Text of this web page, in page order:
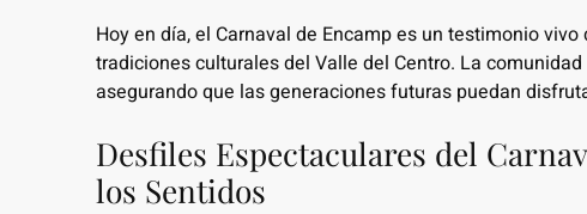
Hoy en día, el Carnaval de Encamp es un testimonio
tradiciones culturales del Valle del Centro. La
asegurando que las generaciones futuras puedan
Desfiles Espectaculares del
los Sentidos